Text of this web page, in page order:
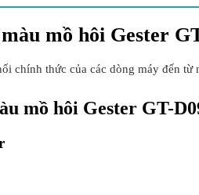
mồ hôi Gester
chính thức của các dòng máy đến từ
mồ hôi Gester GT-